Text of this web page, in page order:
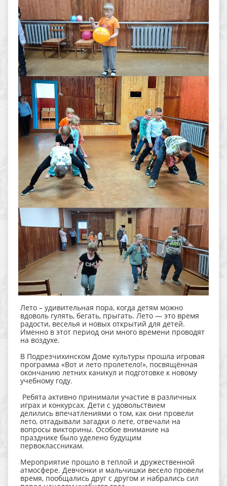
Лето – удивительная пора, когда детям можно
вдоволь гулять, бегать, прыгать. Лето — это время
радости, веселья и новых открытий для детей.
Именно в этот период они много времени проводят
на воздухе.
В Подрезчихинском Доме культуры прошла игровая
программа «Вот и лето пролетело!», посвящённая
окончанию летних каникул и подготовке к новому
учебному году.
Ребята активно принимали участие в различных
играх и конкурсах. Дети с удовольствием
делились впечатлениями о том, как они провели
лето, отгадывали загадки о лете, отвечали на
вопросы викторины. Особое внимание на
празднике было уделено будущим
первоклассникам.
Мероприятие прошло в теплой и дружественной
атмосфере. Девчонки и мальчишки весело провели
время, пообщались друг с другом и набрались сил